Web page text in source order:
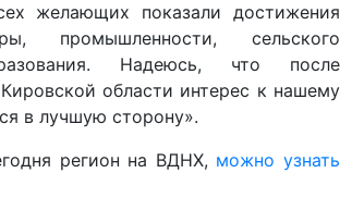
желающих показали достижения
промышленности, сельского
Надеюсь, что после
области интерес к нашему
в лучшую сторону».
регион на ВДНХ, можно узнать